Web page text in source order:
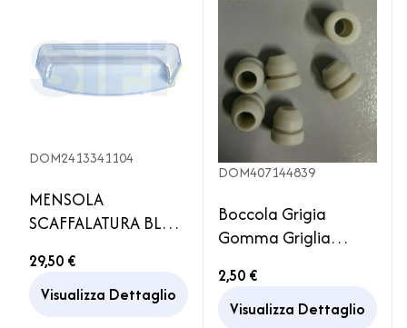
DOM2413341104
MENSOLA
SCAFFALATURA BLU
RMS84XX
29,50 €
Visualizza Dettaglio
DOM407144839
Boccola Grigia
Gomma Griglia
Cottura Smev
Camper
2,50 €
Visualizza Dettaglio